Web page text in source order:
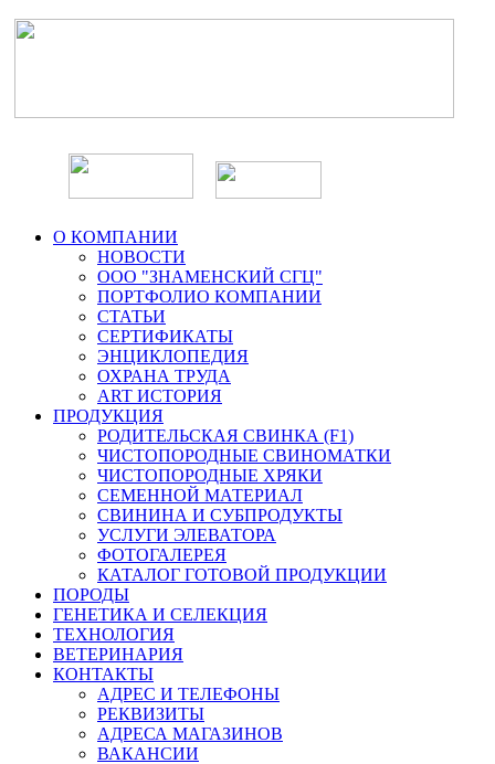
О КОМПАНИИ
НОВОСТИ
ООО "ЗНАМЕНСКИЙ СГЦ"
ПОРТФОЛИО КОМПАНИИ
СТАТЬИ
СЕРТИФИКАТЫ
ЭНЦИКЛОПЕДИЯ
ОХРАНА ТРУДА
ART ИСТОРИЯ
ПРОДУКЦИЯ
РОДИТЕЛЬСКАЯ СВИНКА (F1)
ЧИСТОПОРОДНЫЕ СВИНОМАТКИ
ЧИСТОПОРОДНЫЕ ХРЯКИ
СЕМЕННОЙ МАТЕРИАЛ
СВИНИНА И СУБПРОДУКТЫ
УСЛУГИ ЭЛЕВАТОРА
ФОТОГАЛЕРЕЯ
КАТАЛОГ ГОТОВОЙ ПРОДУКЦИИ
ПОРОДЫ
ГЕНЕТИКА И СЕЛЕКЦИЯ
ТЕХНОЛОГИЯ
ВЕТЕРИНАРИЯ
КОНТАКТЫ
АДРЕС И ТЕЛЕФОНЫ
РЕКВИЗИТЫ
АДРЕСА МАГАЗИНОВ
ВАКАНСИИ